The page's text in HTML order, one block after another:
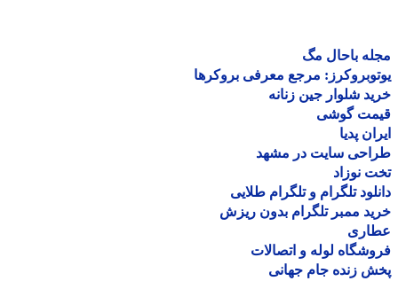
باحال مگ
مرجع معرفی بروکرها
شلوار جین زنانه
گوشی
پدیا
سایت در مشهد
نوزاد
تلگرام و تلگرام طلایی
ممبر تلگرام بدون ریزش
لوله و اتصالات
زنده جام جهانی